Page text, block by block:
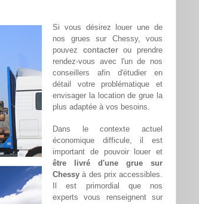
Si vous désirez louer une de
nos grues sur Chessy, vous
pouvez contacterou prendre
rendez-vous avec l'un de nos
conseillers afin d'étudier en
détail votre problématique et
envisager la location de grue la
plus adaptée à vos besoins.
Dans le contexte actuel
économique difficule, il est
important de pouvoir louer et
être livré d'une grue sur
Chessy à des prix accessibles.
Il est primordial que nos
experts vous renseignent sur